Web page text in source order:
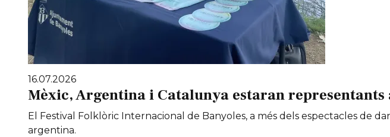
16.07.2026
Mèxic, Argentina i Catalunya estaran
El Festival Folklòric Internacional de Banyoles, a més dels espectacles de
argentina.